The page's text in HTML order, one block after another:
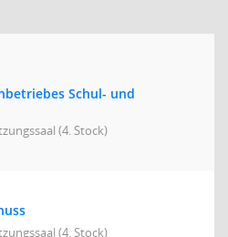
Schul- und
(4. Stock)
(4. Stock)